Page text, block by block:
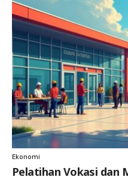
Ekonomi
Pelatihan Vokasi dan